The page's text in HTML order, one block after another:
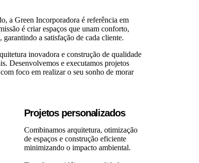
a Green Incorporadora é referência em
é criar espaços que unam conforto,
a satisfação de cada cliente.
inovadora e construção de qualidade
Desenvolvemos e executamos projetos
foco em realizar o seu sonho de morar
Projetos personalizados
Combinamos arquitetura, otimização
de espaços e construção eficiente
minimizando o impacto ambiental.